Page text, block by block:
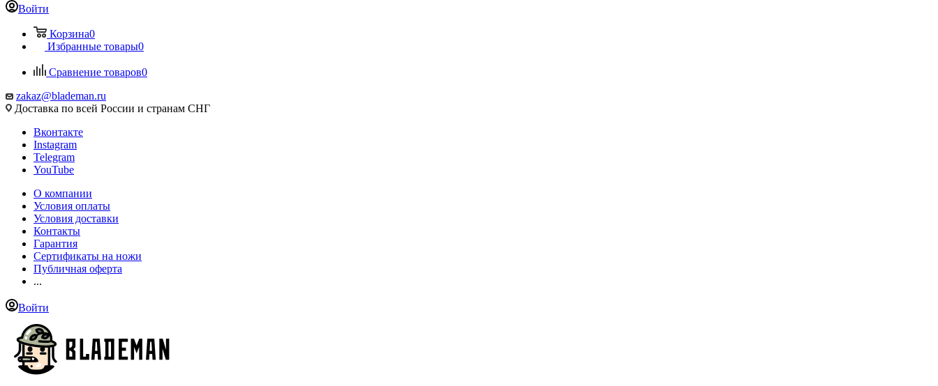
Войти
Корзина0
Избранные товары0
Сравнение товаров0
zakaz@blademan.ru
Доставка по всей России и странам СНГ
Вконтакте
Instagram
Telegram
YouTube
О компании
Условия оплаты
Условия доставки
Контакты
Гарантия
Сертификаты на ножи
Публичная оферта
...
Войти